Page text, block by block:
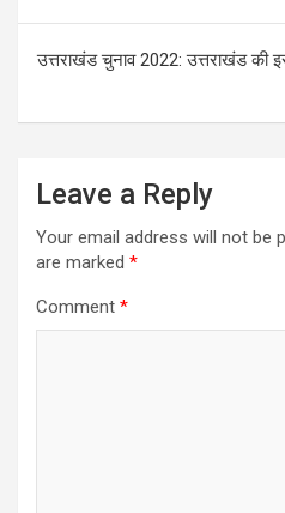
उत्तराखंड चुनाव 2022: उत्तराखंड की
Leave a Reply
Your email address will not be
are marked *
Comment *